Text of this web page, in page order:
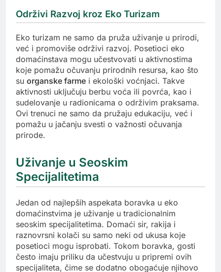
Održivi Razvoj kroz Eko Turizam
Eko turizam ne samo da pruža uživanje u prirodi,
već i promoviše održivi razvoj. Posetioci eko
domaćinstava mogu učestvovati u aktivnostima
koje pomažu očuvanju prirodnih resursa, kao što
su organske farme i ekološki voćnjaci. Takve
aktivnosti uključuju berbu voća ili povrća, kao i
sudelovanje u radionicama o održivim praksama.
Ovi trenuci ne samo da pružaju edukaciju, već i
pomažu u jačanju svesti o važnosti očuvanja
prirode.
Uživanje u Seoskim
Specijalitetima
Jedan od najlepših aspekata boravka u eko
domaćinstvima je uživanje u tradicionalnim
seoskim specijalitetima. Domaći sir, rakija i
raznovrsni kolači su samo neki od ukusa koje
posetioci mogu isprobati. Tokom boravka, gosti
često imaju priliku da učestvuju u pripremi ovih
specijaliteta, čime se dodatno obogaćuje njihovo